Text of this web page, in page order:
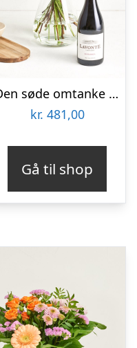
Den søde omtanke med Zinfandel
kr. 481,00
Gå til shop